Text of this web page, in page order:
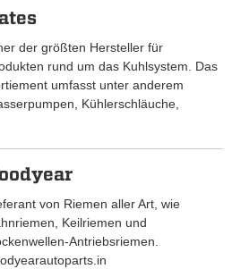
der größten Hersteller für
rund um das Kuhlsystem. Das
umfasst unter anderem
Kühlerschläuche,
von Riemen aller Art, wie
Keilriemen und
Antriebsriemen.